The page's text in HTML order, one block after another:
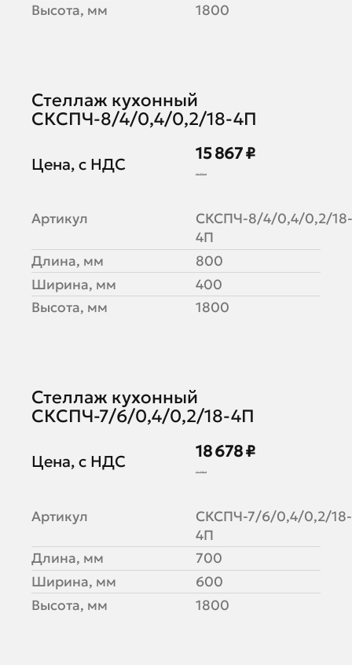
Высота, мм
1800
Стеллаж кухонный
СКСПЧ-8/4/0,4/0,2/18-4П
Цена, с НДС
15 867 ₽
19 350 ₽
Артикул
СКСПЧ-8/4/0,4/0,2/18-
4П
Длина, мм
800
Ширина, мм
400
Высота, мм
1800
Стеллаж кухонный
СКСПЧ-7/6/0,4/0,2/18-4П
Цена, с НДС
18 678 ₽
22 778 ₽
Артикул
СКСПЧ-7/6/0,4/0,2/18-
4П
Длина, мм
700
Ширина, мм
600
Высота, мм
1800